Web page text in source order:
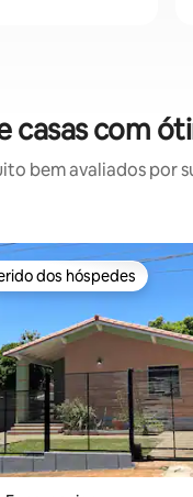
casas com
bem avaliados por
dos hóspedes
dos hóspedes